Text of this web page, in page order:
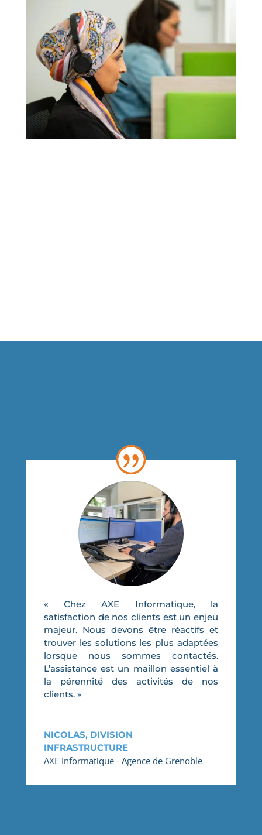
« Chez AXE Informatique, la
satisfaction de nos clients est un enjeu
majeur. Nous devons être réactifs et
trouver les solutions les plus adaptées
lorsque nous sommes contactés.
L’assistance est un maillon essentiel à
la pérennité des activités de nos
clients. »
NICOLAS, DIVISION
INFRASTRUCTURE
AXE Informatique - Agence de Grenoble